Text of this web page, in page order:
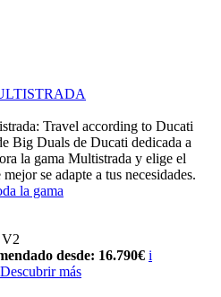
Travel according to Ducati
Big Duals de Ducati dedicada a
la gama Multistrada y elige el
se adapte a tus necesidades.
la gama
V2
desde: 16.790€ i
Descubrir más